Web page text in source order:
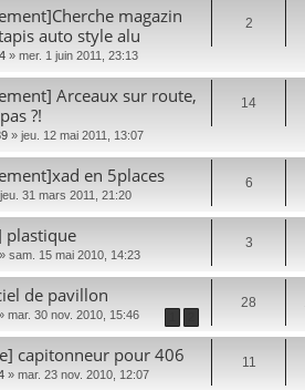
magazin
auto style alu
» mer. 1 juin 2011, 23:13
2
Arceaux sur route,
?!
» jeu. 12 mai 2011, 13:07
14
en 5places
31 mars 2011, 21:20
6
plastique
» sam. 15 mai 2010, 14:23
3
de pavillon
mar. 30 nov. 2010, 15:46
28
capitonneur pour 406
» mar. 23 nov. 2010, 12:07
11